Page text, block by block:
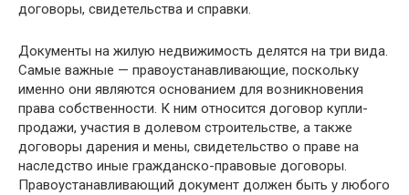
договоры, свидетельства и справки.
Документы на жилую недвижимость делятся на три вида.
Самые важные — правоустанавливающие, поскольку
именно они являются основанием для возникновения
права собственности. К ним относится договор купли-
продажи, участия в долевом строительстве, а также
договоры дарения и мены, свидетельство о праве на
наследство иные гражданско-правовые договоры.
Правоустанавливающий документ должен быть у любого